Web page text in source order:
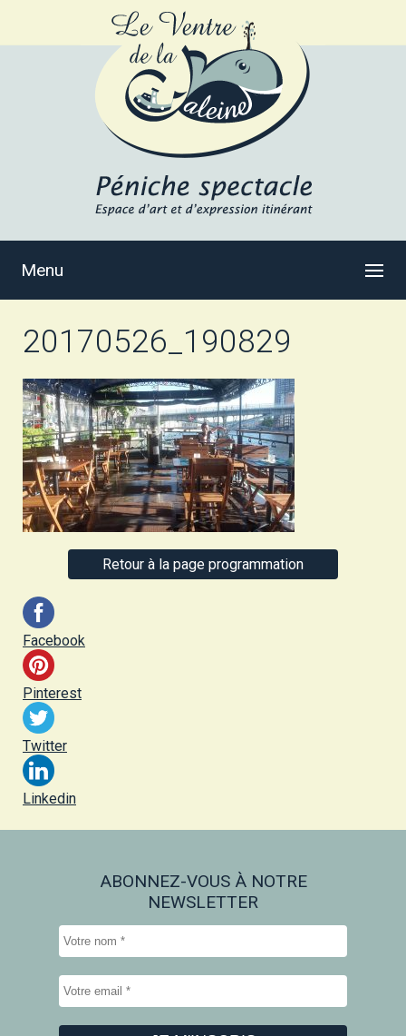
Menu
20170526_190829
Retour à la page programmation
Facebook
Pinterest
Twitter
Linkedin
ABONNEZ-VOUS À NOTRE
NEWSLETTER